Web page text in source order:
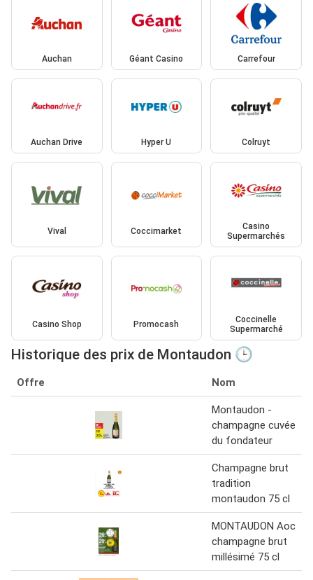
Auchan Géant Casino Carrefour
Auchan Drive Hyper U Colruyt
Vival Coccimarket
Casino
Supermarchés
Casino Shop Promocash
Coccinelle
Supermarché
Historique des prix de Montaudon 🕒
Offre Nom
Montaudon -
champagne cuvée
du fondateur
Champagne brut
tradition
montaudon 75 cl
MONTAUDON Aoc
champagne brut
millésimé 75 cl